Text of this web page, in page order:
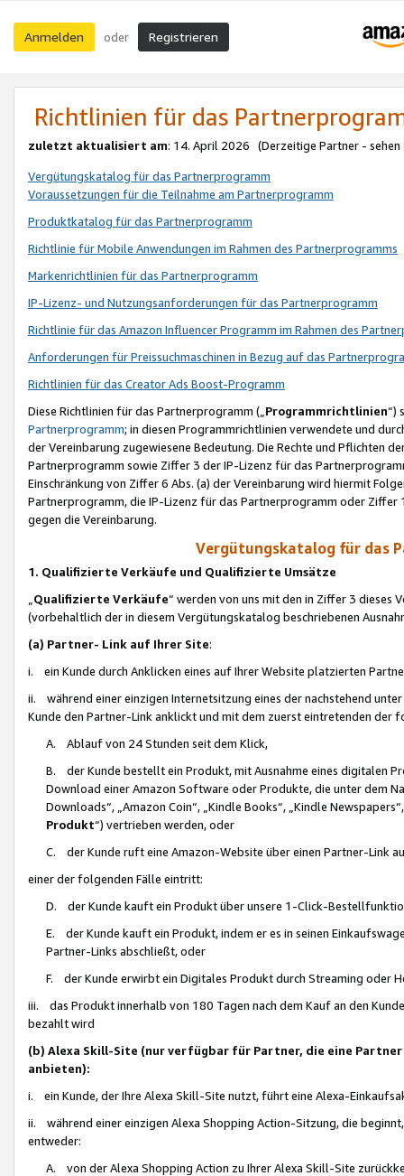
Anmelden oder Registrieren
Richtlinien für das
zuletzt aktualisiert am: 14. April 2026 (Derzeitige Partner - sehen
Vergütungskatalog für das Partnerprogramm
Voraussetzungen für die Teilnahme am Partnerprogramm
Produktkatalog für das Partnerprogramm
Richtlinie für Mobile Anwendungen im Rahmen des Partnerprogramms
Markenrichtlinien für das Partnerprogramm
IP-Lizenz- und Nutzungsanforderungen für das Partnerprogramm
Richtlinie für das Amazon Influencer Programm im Rahmen des
Anforderungen für Preissuchmaschinen in Bezug auf das
Richtlinien für das Creator Ads Boost-Programm
Diese Richtlinien für das Partnerprogramm („Programmrichtlinien“)
Partnerprogramm; in diesen Programmrichtlinien verwendete und
der Vereinbarung zugewiesene Bedeutung. Die Rechte und Pflichten
Partnerprogramm sowie Ziffer 3 der IP-Lizenz für das
Einschränkung von Ziffer 6 Abs. (a) der Vereinbarung wird hiermit
Partnerprogramm, die IP-Lizenz für das Partnerprogramm oder
gegen die Vereinbarung.
Vergütungskatalog für das
1. Qualifizierte Verkäufe und Qualifizierte Umsätze
Qualifizierte Verkäufe“ werden von uns mit den in Ziffer 3
(vorbehaltlich der in diesem Vergütungskatalog beschriebenen
(a) Partner- Link auf Ihrer Site:
i. ein Kunde durch Anklicken eines auf Ihrer Website platzierten
ii. während einer einzigen Internetsitzung eines der nachstehend
Kunde den Partner-Link anklickt und mit dem zuerst eintretenden der
A. Ablauf von 24 Stunden seit dem Klick,
B. der Kunde bestellt ein Produkt, mit Ausnahme eines digitalen
Download einer Amazon Software oder Produkte, die unter dem
Downloads“, „Amazon Coin“, „Kindle Books“, „Kindle
Produkt“) vertrieben werden, oder
C. der Kunde ruft eine Amazon-Website über einen Partner-Link
einer der folgenden Fälle eintritt:
D. der Kunde kauft ein Produkt über unsere 1-Click-
E. der Kunde kauft ein Produkt, indem er es in seinen
Partner-Links abschließt, oder
F. der Kunde erwirbt ein Digitales Produkt durch Streaming oder
iii. das Produkt innerhalb von 180 Tagen nach dem Kauf an den
bezahlt wird
(b) Alexa Skill-Site (nur verfügbar für Partner, die eine
anbieten):
i. ein Kunde, der Ihre Alexa Skill-Site nutzt, führt eine Alexa-
ii. während einer einzigen Alexa Shopping Action-Sitzung, die
entweder:
A. von der Alexa Shopping Action zu Ihrer Alexa Skill-Site